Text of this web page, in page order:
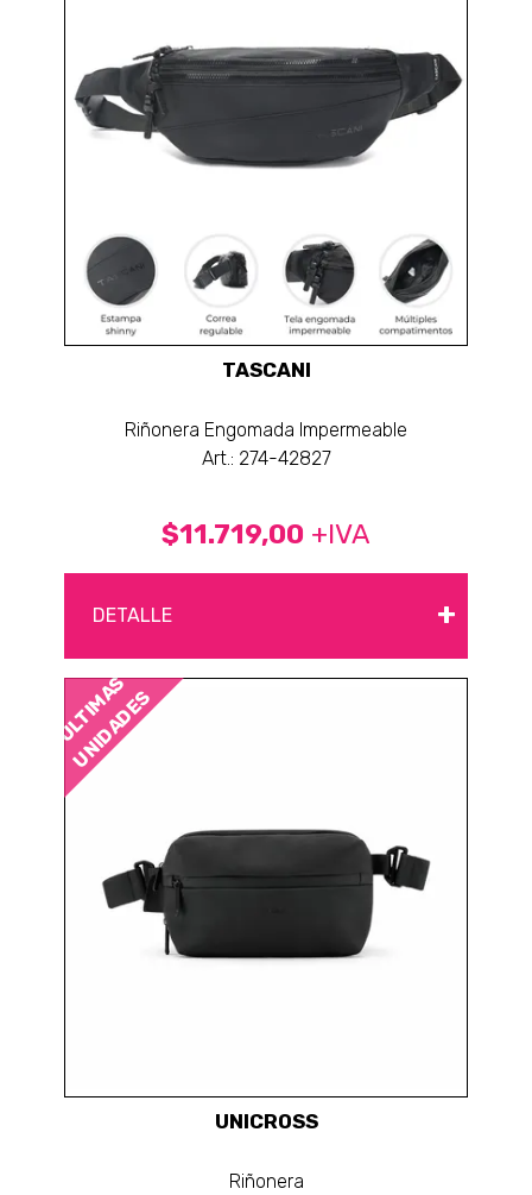
TASCANI
Riñonera Engomada Impermeable
Art.: 274-42827
$11.719,00 +IVA
DETALLE +
ÚLTIMAS
UNIDADES
UNICROSS
Riñonera